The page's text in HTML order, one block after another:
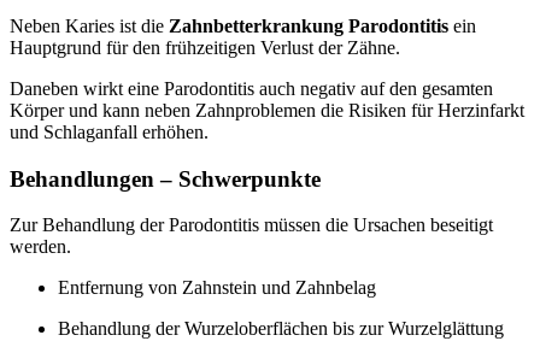
Neben Karies ist die Zahnbetterkrankung Parodontitis ein
Hauptgrund für den frühzeitigen Verlust der Zähne.
Daneben wirkt eine Parodontitis auch negativ auf den gesamten
Körper und kann neben Zahnproblemen die Risiken für Herzinfarkt
und Schlaganfall erhöhen.
Behandlungen – Schwerpunkte
Zur Behandlung der Parodontitis müssen die Ursachen beseitigt
werden.
Entfernung von Zahnstein und Zahnbelag
Behandlung der Wurzeloberflächen bis zur Wurzelglättung